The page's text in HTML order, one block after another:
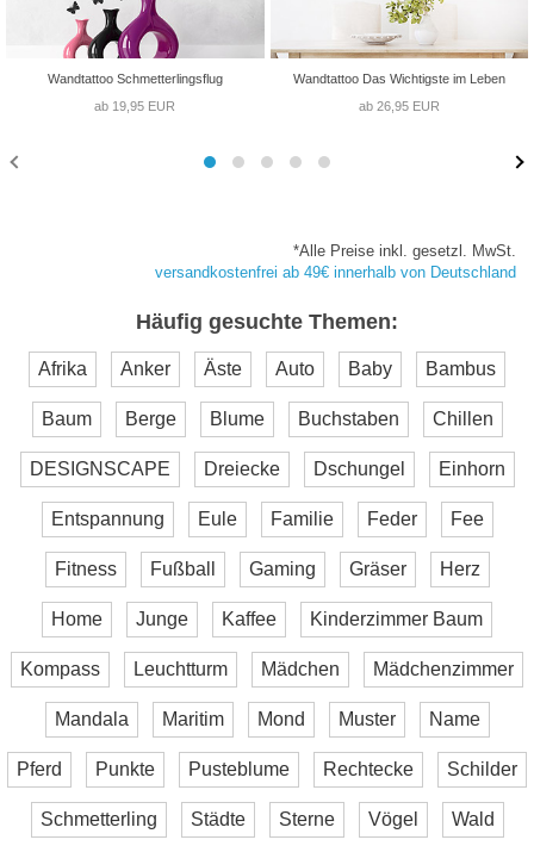
Wandtattoo Schmetterlingsflug
ab 19,95 EUR
Wandtattoo Das Wichtigste im Leben
ab 26,95 EUR
*Alle Preise inkl. gesetzl. MwSt.
versandkostenfrei ab 49€ innerhalb von Deutschland
Häufig gesuchte Themen:
Afrika Anker Äste Auto Baby Bambus
Baum Berge Blume Buchstaben Chillen
DESIGNSCAPE Dreiecke Dschungel Einhorn
Entspannung Eule Familie Feder Fee
Fitness Fußball Gaming Gräser Herz
Home Junge Kaffee Kinderzimmer Baum
Kompass Leuchtturm Mädchen Mädchenzimmer
Mandala Maritim Mond Muster Name
Pferd Punkte Pusteblume Rechtecke Schilder
Schmetterling Städte Sterne Vögel Wald